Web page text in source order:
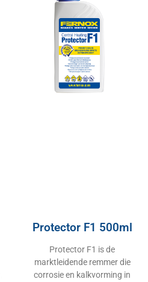
Protector F1 500ml
Protector F1 is de
marktleidende remmer die
corrosie en kalkvorming in